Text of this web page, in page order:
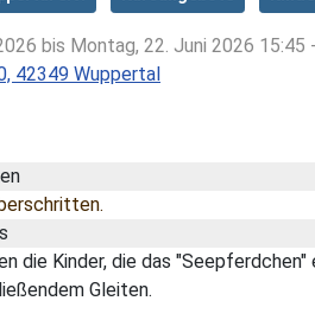
bis Montag, 22. Juni 2026 15:45
42349 Wuppertal
die Kinder, die das
Gleiten.